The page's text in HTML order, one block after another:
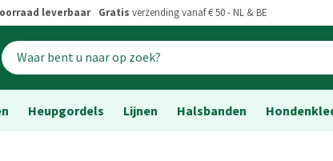
leverbaar Gratis verzending vanaf € 50 - NL & BE
Heupgordels Lijnen Halsbanden